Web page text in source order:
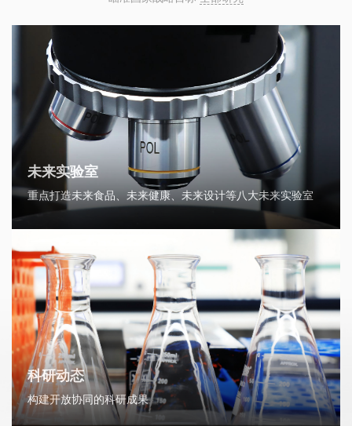
未来实验室
重点打造未来食品、未来健康、未来设计等八大未来实验室
科研动态
构建开放协同的科研成果